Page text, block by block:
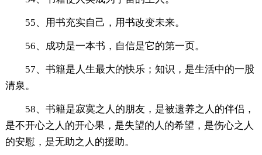
55、用书充实自己，用书改变未来。
56、成功是一本书，自信是它的第一页。
57、书籍是人生最大的快乐；知识，是生活中的一股
清泉。
58、书籍是寂寞之人的朋友，是被遗养之人的伴侣，
是不开心之人的开心果，是失望的人的希望，是伤心之人
的安慰，是无助之人的援助。